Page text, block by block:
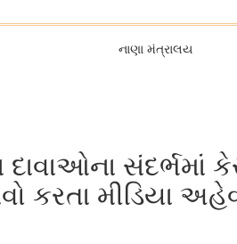
નાણા મંત્રાલય
સંદર્ભમાં
કરતા મીડિયા